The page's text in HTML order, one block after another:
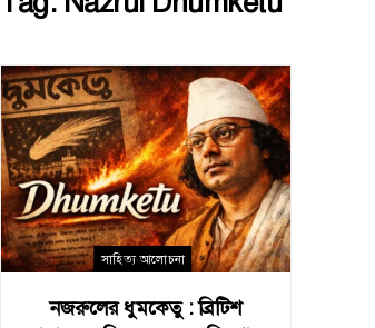
সাহিত্য আলোচনা
নজরুলের ধুমকেতু : ব্রিটিশ